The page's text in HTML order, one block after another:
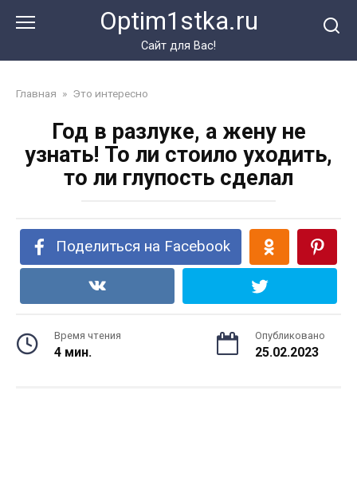
Optim1stka.ru
Сайт для Вас!
Главная » Это интересно
Год в разлуке, а жену не
узнать! То ли стоило уходить,
то ли глупость сделал
Поделиться на Facebook
Время чтения
4 мин.
Опубликовано
25.02.2023